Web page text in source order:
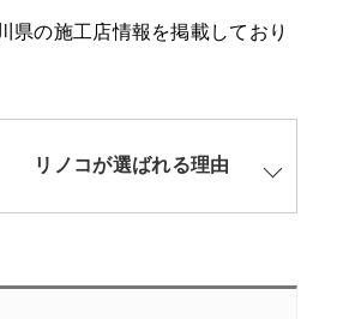
県の施工店情報を掲載しており
リノコが選ばれる理由